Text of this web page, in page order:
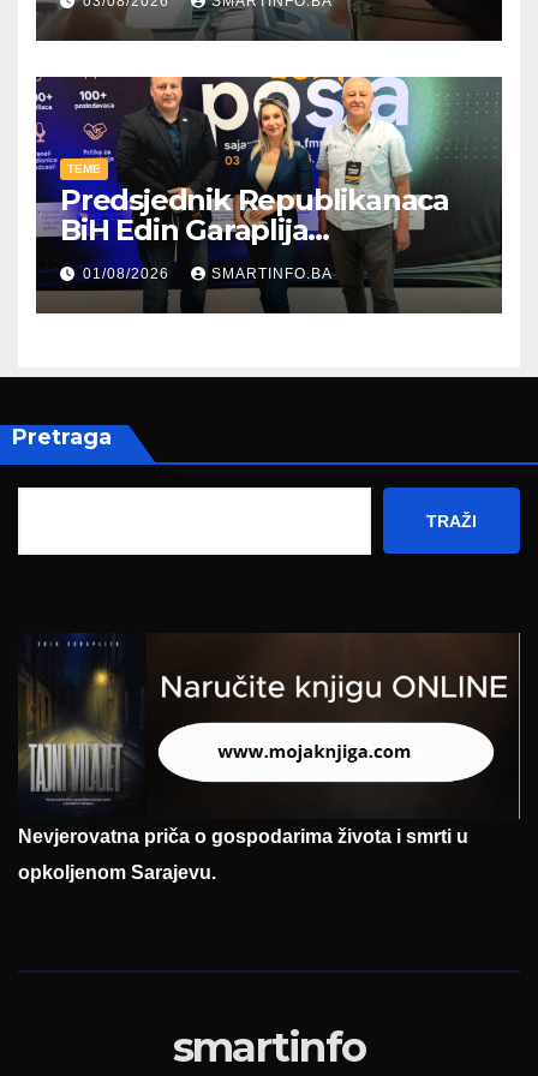
TEME
Predsjednik Republikanaca
BiH Edin Garaplija
prisustvovao prezentaciji
Federalnog sajma
zapošljavanja
01/08/2026 SMARTINFO.BA
Pretraga
TRAŽI
Nevjerovatna priča o gospodarima života i smrti u
opkoljenom Sarajevu.
smartinfo